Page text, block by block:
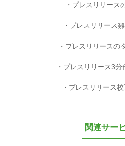
プレスリリース
プレスリリース
プレスリリースの
プレスリリース3分
プレスリリース
関連サー